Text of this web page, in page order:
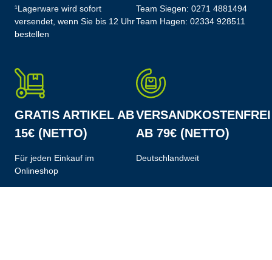
¹Lagerware wird sofort
versendet, wenn Sie bis 12 Uhr
bestellen
Team Siegen: 0271 4881494
Team Hagen: 02334 928511
GRATIS ARTIKEL AB
15€ (NETTO)
Für jeden Einkauf im
Onlineshop
VERSANDKOSTENFREI
AB 79€ (NETTO)
Deutschlandweit